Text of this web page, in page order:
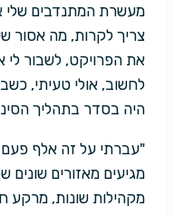
מעשרת המתנדבים שלי
צריך לקרות, מה אסור
את הפרויקט, לשבור לי
לחשוב, אולי טעיתי,
היה בסדר בתהליך
"עברתי על זה אלף
מגיעים מאזורים שונים
מקהילות שונות, מרקע